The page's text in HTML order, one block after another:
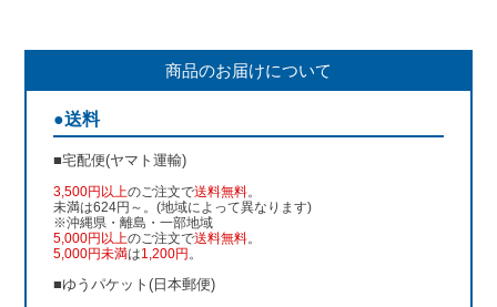
商品のお届けについて
●送料
■宅配便(ヤマト運輸)
3,500円以上のご注文で送料無料。
未満は624円～。(地域によって異なります)
※沖縄県・離島・一部地域
5,000円以上のご注文で送料無料。
5,000円未満は1,200円 。
■ゆうパケット(日本郵便)